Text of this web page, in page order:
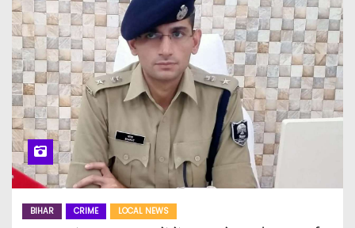
BIHAR CRIME LOCAL NEWS